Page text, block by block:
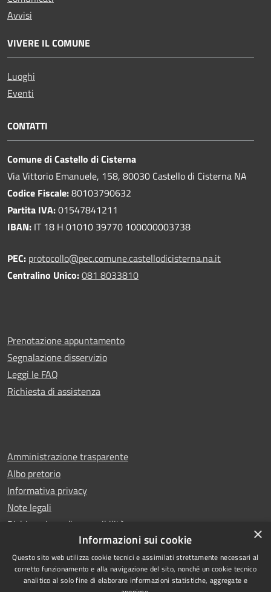
Avvisi
VIVERE IL COMUNE
Luoghi
Eventi
CONTATTI
Comune di Castello di Cisterna
Via Vittorio Emanuele, 158, 80030 Castello di Cisterna NA
Codice Fiscale:80103790632
Partita IVA:01547841211
IBAN: IT 18 H 01010 39770 100000003738
PEC: protocollo@pec.comune.castellodicisterna.na.it
Centralino Unico:081 8033810
Prenotazione appuntamento
Segnalazione disservizio
Leggi le FAQ
Richiesta di assistenza
Amministrazione trasparente
Albo pretorio
Informativa privacy
Note legali
Dichiarazione di accessibilità
RSS Copyright © 2026 • Comune di
×
Informazioni sui cookie
Questo sito web utilizza cookie tecnici e assimilati strettamente necessari al
corretto funzionamento e alla navigazione del sito, nonché un cookie tecnico
analitico al solo fine di elaborare informazioni statistiche, aggregate e